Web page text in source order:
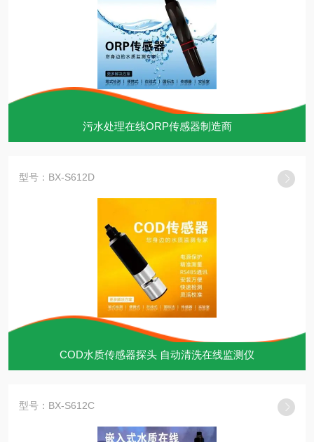
污水处理在线ORP传感器制造商
型号：BX-S612D
COD水质传感器探头 自动清洗在线监测仪
型号：BX-S612C